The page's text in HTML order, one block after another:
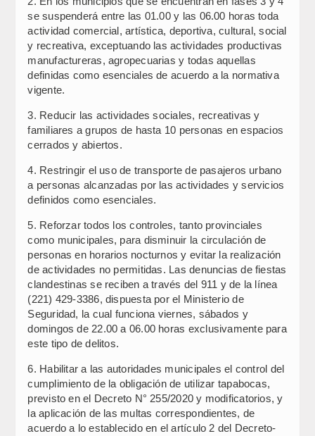
se suspenderá entre las 01.00 y las 06.00 horas toda
actividad comercial, artística, deportiva, cultural, social
y recreativa, exceptuando las actividades productivas
manufactureras, agropecuarias y todas aquellas
definidas como esenciales de acuerdo a la normativa
vigente.
3. Reducir las actividades sociales, recreativas y
familiares a grupos de hasta 10 personas en espacios
cerrados y abiertos.
4. Restringir el uso de transporte de pasajeros urbano
a personas alcanzadas por las actividades y servicios
definidos como esenciales.
5. Reforzar todos los controles, tanto provinciales
como municipales, para disminuir la circulación de
personas en horarios nocturnos y evitar la realización
de actividades no permitidas. Las denuncias de fiestas
clandestinas se reciben a través del 911 y de la línea
(221) 429-3386, dispuesta por el Ministerio de
Seguridad, la cual funciona viernes, sábados y
domingos de 22.00 a 06.00 horas exclusivamente para
este tipo de delitos.
6. Habilitar a las autoridades municipales el control del
cumplimiento de la obligación de utilizar tapabocas,
previsto en el Decreto N° 255/2020 y modificatorios, y
la aplicación de las multas correspondientes, de
acuerdo a lo establecido en el artículo 2 del Decreto-